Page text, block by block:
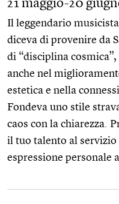
21 maggio-20
Il leggendario
diceva di provenire da
di “disciplina
anche nel
estetica e nella
Fondeva uno stile
caos con la chiarezza.
il tuo talento al
espressione personale